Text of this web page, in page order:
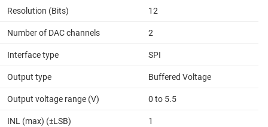
Resolution (Bits) 12
Number of DAC channels 2
Interface type SPI
Output type Buffered Voltage
Output voltage range (V) 0 to 5.5
INL (max) (±LSB) 1